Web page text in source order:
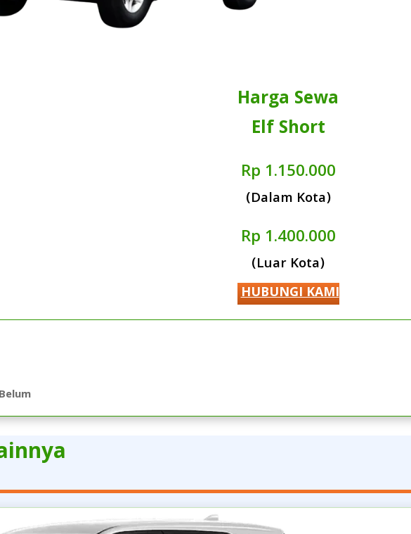
Harga Sewa
Elf Short
Rp 1.150.000
(Dalam Kota)
Rp 1.400.000
(Luar Kota)
HUBUNGI KAMI
Belum